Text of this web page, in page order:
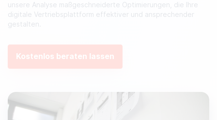
unsere Analyse maßgeschneiderte Optimierungen, die Ihre
digitale Vertriebsplattform effektiver und ansprechender
gestalten.
Kostenlos beraten lassen